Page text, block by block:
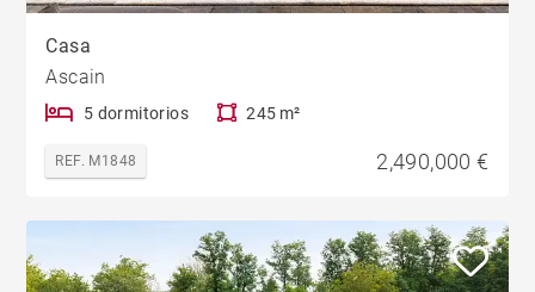
Casa
Ascain
5 dormitorios 245 m²
REF. M1848 2,490,000 €